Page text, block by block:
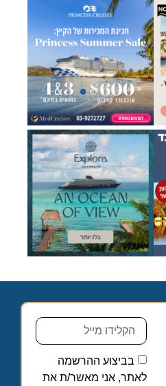
בביצוע ההרשמה
לאתר, אני מאשר/ת את